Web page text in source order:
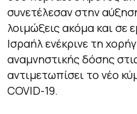
συνετέλεσαν στην
λοιμώξεις ακόμα και σε
Ισραήλ ενέκρινε τη
αναμνηστικής δόσης
αντιμετωπίσει το νέο
COVID-19.